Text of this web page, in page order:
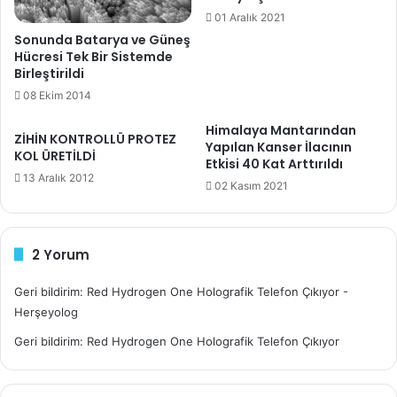
belirtiliyor. Lens uyumu olarak
Fuji, Canon, Nikon, Leica
gibi lenslerin kullanılabileceği düşünülüyor. Yani özel
lenslerleDSLR performansı
Kaynaklar:
i
r
i
n
i
Sonunda Batarya ve Güneş
Hücresi Tek Bir Sistemde
Birleştirildi
08 Ekim 2014
01 Aralık 2021
ZİHİN KONTROLLÜ PROTEZ
KOL ÜRETİLDİ
13 Aralık 2012
Himalaya Mantarından
Yapılan Kanser İlacının
Etkisi 40 Kat Arttırıldı
02 Kasım 2021
2 Yorum
Geri bildirim: Red Hydrogen One Holografik Telefon Çıkıyor -
Herşeyolog
Geri bildirim: Red Hydrogen One Holografik Telefon Çıkıyor